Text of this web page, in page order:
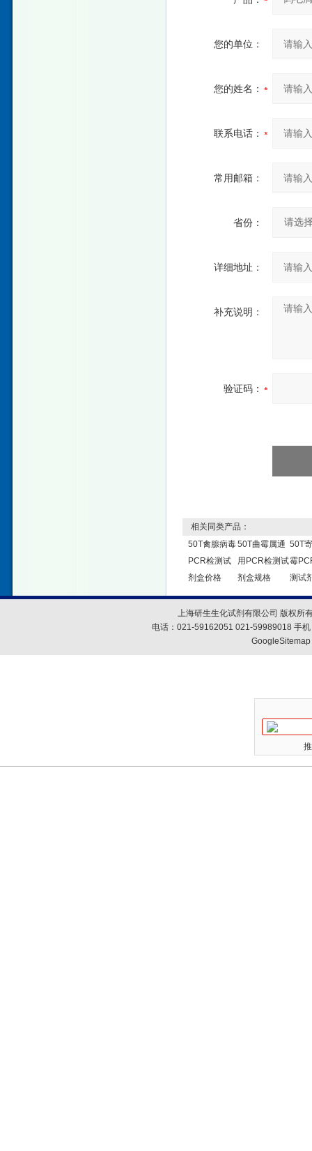
您的单位：
您的姓名：
联系电话：
常用邮箱：
省份：
详细地址：
补充说明：
验证码：
相关同类产品：
50T禽腺病毒
PCR检测试
剂盒价格
50T曲霉属通
用PCR检测试
剂盒规格
50T
霉
测试
上海研生生化试剂有限公司 版权所
电话：021-59162051 021-59989018 手
GoogleSitemap